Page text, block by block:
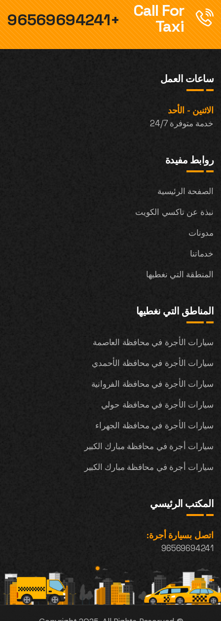
Call For
Taxi
+96569694241
ساعات العمل
الاثنين - الأحد
خدمة متوفرة 24/7
روابط مفيدة
الصفحة الرئيسية
نبذة عن تاكسي الكويت
مدونات
خدماتنا
المنطقة التي نغطيها
المناطق التي نغطيها
سيارات الأجرة في محافظة العاصمة
سيارات الأجرة في محافظة الأحمدي
سيارات الأجرة في محافظة الفروانية
سيارات الأجرة في محافظة حولي
سيارات الأجرة في محافظة الجهراء
سيارات أجرة في محافظة مبارك الكبير
سيارات أجرة في محافظة مبارك الكبير
المكتب الرئيسي
اتصل بسيارة أجرة:
96569694241